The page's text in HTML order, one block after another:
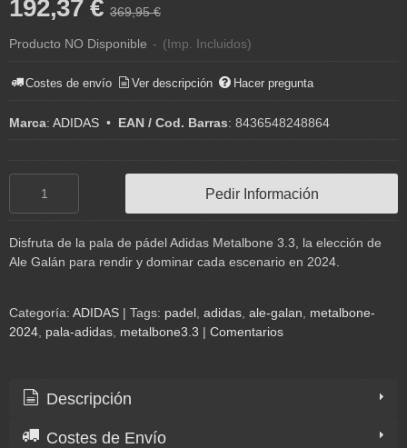
192,37 € 369,95 €
Producto NO Disponible - (Imp. Incluidos)
Costes de envío Ver descripción Hacer pregunta
Marca: ADIDAS • EAN / Cod. Barras: 8436548248864
Pedir Información
Disfruta de la pala de pádel Adidas Metalbone 3.3, la elección de
Ale Galán para rendir y dominar cada escenario en 2024.
Categoría: ADIDAS | Tags: padel adidas ale-galan
metalbone-
2024 pala-adidas metalbone3.3 | Comentarios
Descripción
Costes de Envío